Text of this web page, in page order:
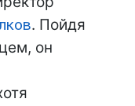
. Пойдя
он